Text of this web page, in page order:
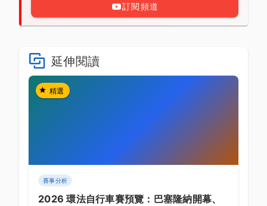
訂閱頻道
延伸閱讀
精選
賽事分析
2026 環法自行車賽預覽：巴塞隆納開幕、